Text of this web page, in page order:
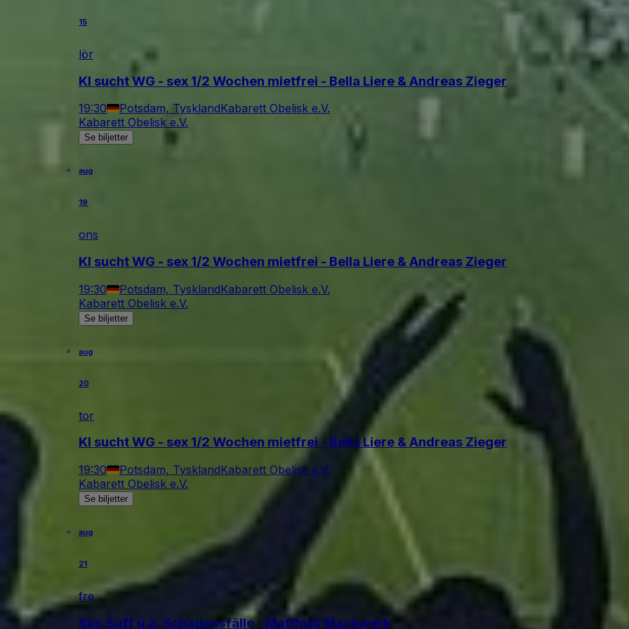
15
lör
KI sucht WG - sex 1/2 Wochen mietfrei - Bella Liere & Andreas Zieger
19:30 Potsdam, TysklandKabarett Obelisk e.V.
Kabarett Obelisk e.V.
Se biljetter
aug
19
ons
KI sucht WG - sex 1/2 Wochen mietfrei - Bella Liere & Andreas Zieger
19:30 Potsdam, TysklandKabarett Obelisk e.V.
Kabarett Obelisk e.V.
Se biljetter
aug
20
tor
KI sucht WG - sex 1/2 Wochen mietfrei - Bella Liere & Andreas Zieger
19:30 Potsdam, TysklandKabarett Obelisk e.V.
Kabarett Obelisk e.V.
Se biljetter
aug
21
fre
Sex,Suff u.a. Schadensfälle - Matthias Machwerk